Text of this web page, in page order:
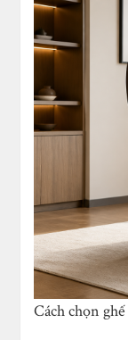
Cách chọn